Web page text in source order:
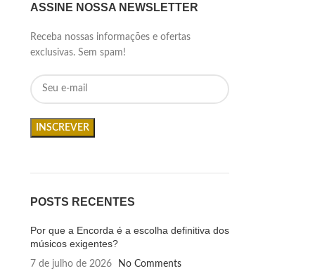
ASSINE NOSSA NEWSLETTER
Receba nossas informações e ofertas
exclusivas. Sem spam!
POSTS RECENTES
Por que a Encorda é a escolha definitiva dos
músicos exigentes?
7 de julho de 2026 No Comments